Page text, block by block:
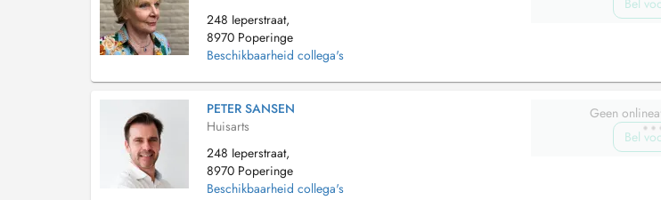
248 Ieperstraat,
8970 Poperinge
Beschikbaarheid collega's
Bel
PETER SANSEN
Huisarts
248 Ieperstraat,
8970 Poperinge
Beschikbaarheid collega's
Geen
Bel